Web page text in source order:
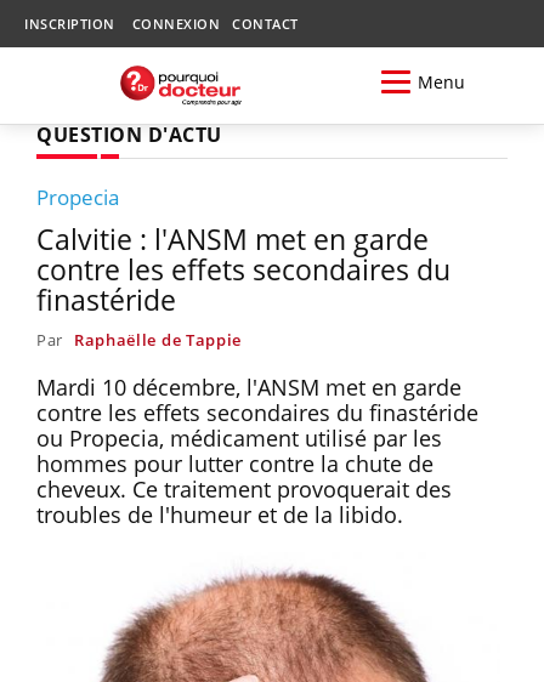
INSCRIPTION CONNEXION CONTACT
Menu
QUESTION D'ACTU
Propecia
Calvitie : l'ANSM met en garde
contre les effets secondaires du
finastéride
Par Raphaëlle de Tappie
Mardi 10 décembre, l'ANSM met en garde
contre les effets secondaires du finastéride
ou Propecia, médicament utilisé par les
hommes pour lutter contre la chute de
cheveux. Ce traitement provoquerait des
troubles de l'humeur et de la libido.